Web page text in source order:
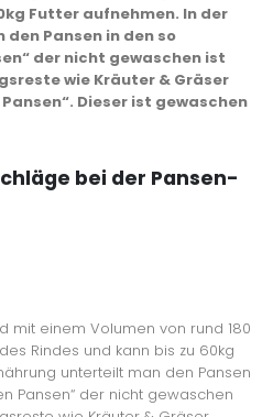
Futter aufnehmen. In der
Pansen in den so
der nicht gewaschen ist
wie Kräuter & Gräser
Dieser ist gewaschen
bei der Pansen-
mit einem Volumen von rund 180
Rindes und kann bis zu 60kg
unterteilt man den Pansen
Pansen“ der nicht gewaschen